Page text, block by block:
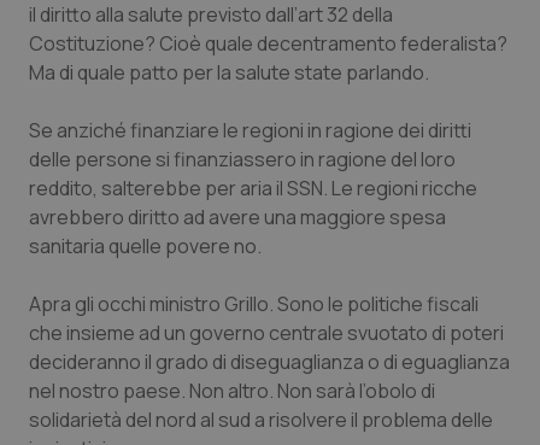
il diritto alla salute previsto dall’art 32 della
Costituzione? Cioè quale decentramento federalista?
Ma di quale patto per la salute state parlando.
Se anziché finanziare le regioni in ragione dei diritti
delle persone si finanziassero in ragione del loro
reddito, salterebbe per aria il SSN. Le regioni ricche
avrebbero diritto ad avere una maggiore spesa
sanitaria quelle povere no.
Apra gli occhi ministro Grillo. Sono le politiche fiscali
che insieme ad un governo centrale svuotato di poteri
decideranno il grado di diseguaglianza o di eguaglianza
nel nostro paese. Non altro. Non sarà l’obolo di
solidarietà del nord al sud a risolvere il problema delle
PHPSESSID
PHP.net
www.quotidianosanita.it